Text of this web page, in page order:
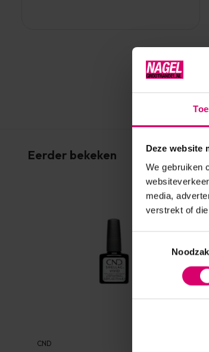
Deze website
We gebruiken
media,
verstrekt of
Eerder bekeken
CND